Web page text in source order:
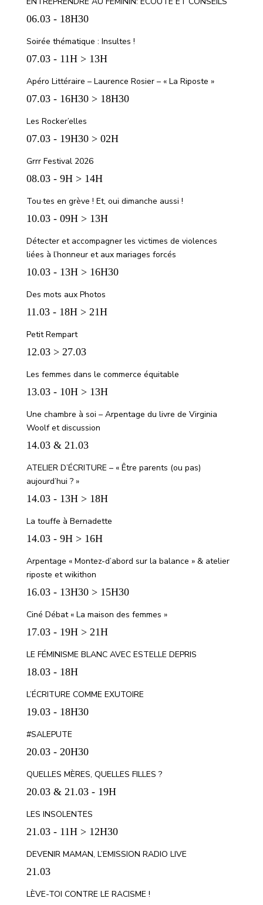
06.03 - 18H30
Soirée thématique : Insultes !
07.03 - 11H > 13H
Apéro Littéraire – Laurence Rosier – « La Riposte »
07.03 - 16H30 > 18H30
Les Rocker’elles
07.03 - 19H30 > 02H
Grrr Festival 2026
08.03 - 9H > 14H
Tou·tes en grève ! Et, oui dimanche aussi !
10.03 - 09H > 13H
Détecter et accompagner les victimes de violences
liées à l’honneur et aux mariages forcés
10.03 - 13H > 16H30
Des mots aux Photos
11.03 - 18H > 21H
Petit Rempart
12.03 > 27.03
Les femmes dans le commerce équitable
13.03 - 10H > 13H
Une chambre à soi – Arpentage du livre de Virginia
Woolf et discussion
14.03 & 21.03
ATELIER D’ÉCRITURE – « Être parents (ou pas)
aujourd’hui ? »
14.03 - 13H > 18H
La touffe à Bernadette
14.03 - 9H > 16H
Arpentage « Montez-d’abord sur la balance » & atelier
riposte et wikithon
16.03 - 13H30 > 15H30
Ciné Débat « La maison des femmes »
17.03 - 19H > 21H
LE FÉMINISME BLANC AVEC ESTELLE DEPRIS
18.03 - 18H
L’ÉCRITURE COMME EXUTOIRE
19.03 - 18H30
#SALEPUTE
20.03 - 20H30
QUELLES MÈRES, QUELLES FILLES ?
20.03 & 21.03 - 19H
LES INSOLENTES
21.03 - 11H > 12H30
DEVENIR MAMAN, L’EMISSION RADIO LIVE
21.03
LÈVE-TOI CONTRE LE RACISME !